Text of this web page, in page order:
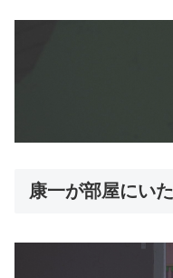
康一が部屋にい